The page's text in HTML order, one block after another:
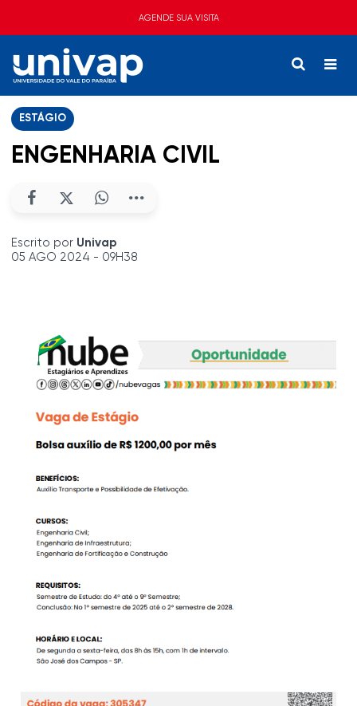
AGENDE SUA VISITA
ESTÁGIO
ENGENHARIA CIVIL
Escrito por Univap
05 AGO 2024 - 09H38